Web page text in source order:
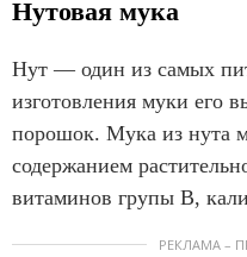
Нутовая мука
Нут — один из самых
изготовления муки его
порошок. Мука из нута
содержанием
витаминов групы В,
РЕКЛАМА –